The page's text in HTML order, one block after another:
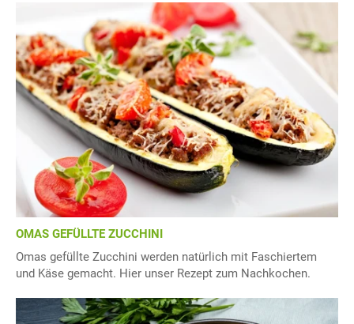
OMAS GEFÜLLTE ZUCCHINI
Omas gefüllte Zucchini werden natürlich mit Faschiertem
und Käse gemacht. Hier unser Rezept zum Nachkochen.